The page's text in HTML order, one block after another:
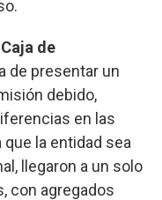
Caja de
de presentar un
debido,
en las
la entidad sea
llegaron a un solo
con agregados